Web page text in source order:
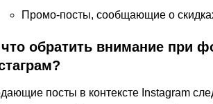
Промо-посты, сообщающие о
обратить внимание при
посты в контексте Instagram